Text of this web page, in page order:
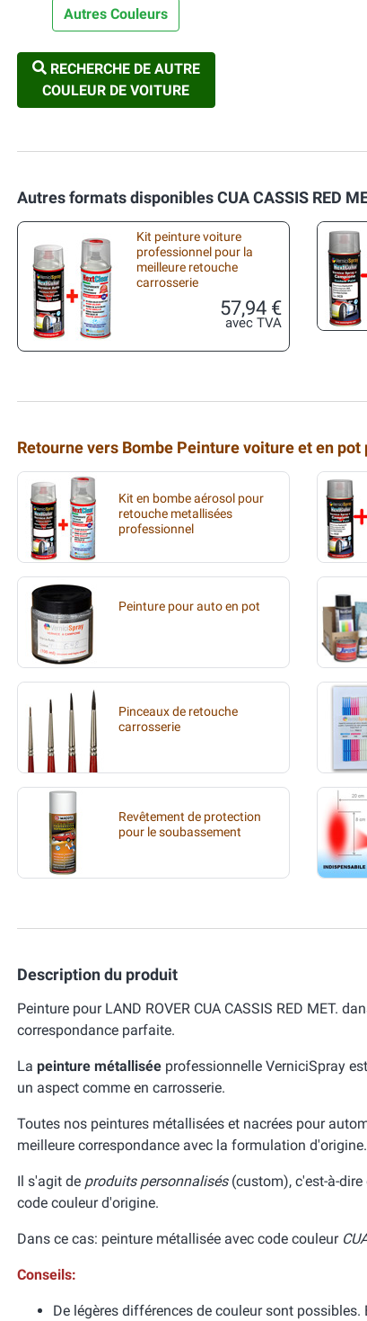
Autres Couleurs
RECHERCHE DE AUTRE
COULEUR DE VOITURE
Autres formats disponibles CUA CASSIS RED
Kit peinture voiture
professionnel pour la
meilleure retouche
carrosserie
57,94 €
avec TVA
Retourne vers Bombe Peinture voiture et en
Kit en bombe aérosol pour
retouche metallisées
professionnel
Peinture pour auto en pot
Pinceaux de retouche
carrosserie
Revêtement de protection
pour le soubassement
Description du produit
Peinture pour LAND ROVER CUA CASSIS RED MET.
correspondance parfaite.
La peinture métallisée professionnelle VerniciSpray
un aspect comme en carrosserie.
Toutes nos peintures métallisées et nacrées pour
meilleure correspondance avec la formulation d'origine.
Il s'agit de produits personnalisés(custom), c'est-à-dire
code couleur d'origine.
Dans ce cas: peinture métallisée avec code couleur
Conseils:
De légères différences de couleur sont